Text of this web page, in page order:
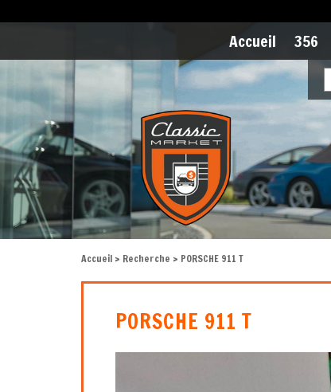
Accueil 356
Accueil > Recherche > PORSCHE 911 T
PORSCHE 911 T